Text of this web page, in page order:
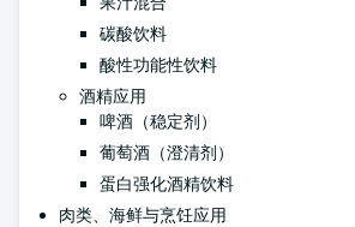
碳酸饮料
酸性功能性饮料
酒精应用
啤酒（稳定剂）
葡萄酒（澄清剂）
蛋白强化酒精饮料
肉类、海鲜与烹饪应用